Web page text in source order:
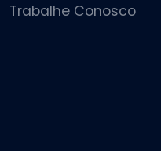
Trabalhe Conosco